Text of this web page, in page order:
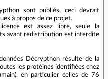
sont publiés, ceci devrait
à propos de ce projet.
est assez libre, seule la
avant redistribution est interdite
Décrypthon résulte de la
les protéines identifiées chez
en particulier celles de 76